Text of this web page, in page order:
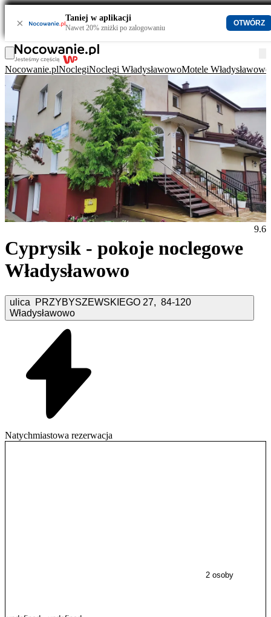
× Taniej w aplikacji
Nawet 20% zniżki po zalogowaniu
OTWÓRZ
Nocowanie.plNoclegiNoclegi WładysławowoMotele Władysławowo
Cyprysik - pokoje noclegowe
Władysławowo
ulica PRZYBYSZEWSKIEGO 27, 84-120
Władysławowo
9.6
Natychmiastowa rezerwacja
2 osoby